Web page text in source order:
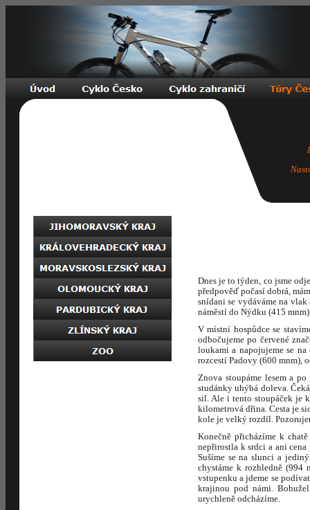
Dnes je to týden, co jsme
předpověď počasí dobrá,
snídani se vydáváme na vlak
náměstí do Nýdku (415
V místní hospůdce se
odbočujeme po červené
loukami a napojujeme se na
rozcestí Padovy (600 mnm),
Znova stoupáme lesem a
studánky uhýbá doleva.
sil. Ale i tento stoupáček je
kilometrová dřina. Cesta je
kole je velký rozdíl.
Konečně přicházíme k
nepřirostla k srdci a ani
Sušíme se na slunci a
chystáme k rozhledně (994
vstupenku a jdeme se
krajinou pod námi.
urychleně odcházíme.